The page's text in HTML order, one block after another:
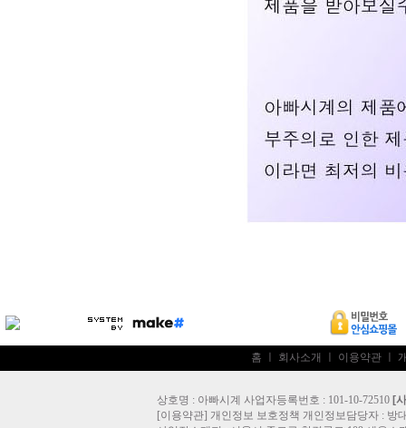
홈 회사소개 이용약관
상호명 : 아빠시계 사업자등록번호 : 101-10-72510 [
[이용약관] 개인정보 보호정책 개인정보담당자 : 방